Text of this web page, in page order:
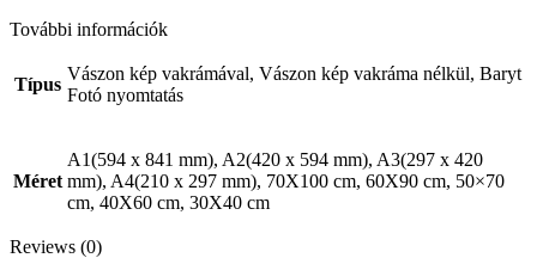
További információk
Típus
Vászon kép vakrámával, Vászon kép vakráma nélkül, Baryt
Fotó nyomtatás
Méret
A1(594 x 841 mm), A2(420 x 594 mm), A3(297 x 420
mm), A4(210 x 297 mm), 70X100 cm, 60X90 cm, 50×70
cm, 40X60 cm, 30X40 cm
Reviews (0)